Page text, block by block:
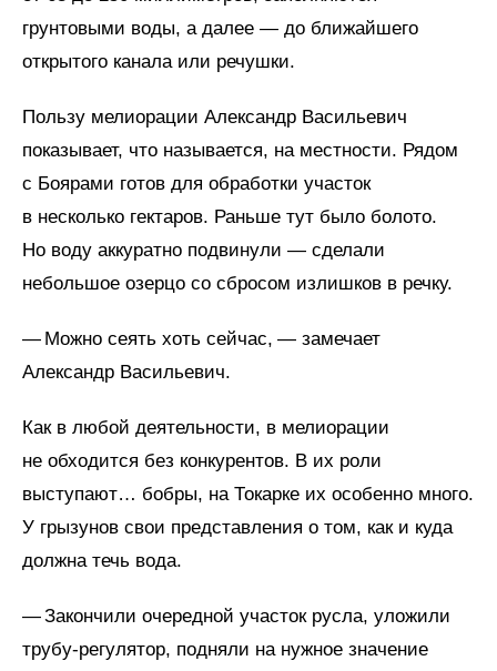
грунтовыми воды, а далее — до ближайшего
открытого канала или речушки.
Пользу мелиорации Александр Васильевич
показывает, что называется, на местности. Рядом
с Боярами готов для обработки участок
в несколько гектаров. Раньше тут было болото.
Но воду аккуратно подвинули — сделали
небольшое озерцо со сбросом излишков в речку.
— Можно сеять хоть сейчас, — замечает
Александр Васильевич.
Как в любой деятельности, в мелиорации
не обходится без конкурентов. В их роли
выступают… бобры, на Токарке их особенно много.
У грызунов свои представления о том, как и куда
должна течь вода.
— Закончили очередной участок русла, уложили
трубу-регулятор, подняли на нужное значение